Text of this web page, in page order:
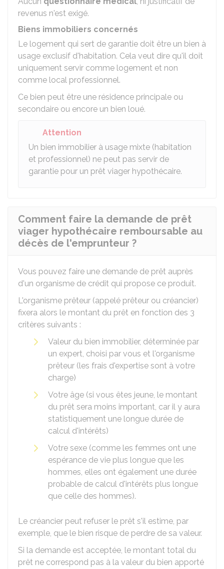
revenus n'est exigé.
Biens immobiliers concernés
Le logement qui sert de garantie doit être un bien à
usage exclusif d'habitation. Cela veut dire qu'il doit
uniquement servir comme logement et non
comme local professionnel.
Ce bien peut être une résidence principale ou
secondaire ou encore un bien loué.
Attention
Un bien immobilier à usage mixte (habitation
et professionnel) ne peut pas servir de
garantie pour un prêt viager hypothécaire.
Comment faire la demande de prêt
viager hypothécaire remboursable au
décès de l'emprunteur ?
Vous pouvez faire une demande de prêt auprès
d'un organisme de crédit qui propose ce produit.
L'organisme prêteur (appelé prêteur ou créancier)
fixera alors le montant du prêt en fonction des 3
critères suivants :
Valeur du bien immobilier, déterminée par
un expert, choisi par vous et l'organisme
prêteur (les frais d'expertise sont à votre
charge)
Votre âge (si vous êtes jeune, le montant
du prêt sera moins important, car il y aura
statistiquement une longue durée de
calcul d'intérêts)
Votre sexe (comme les femmes ont une
espérance de vie plus longue que les
hommes, elles ont également une durée
probable de calcul d'intérêts plus longue
que celle des hommes).
Le créancier peut refuser le prêt s'il estime, par
exemple, que le bien risque de perdre de sa valeur.
Si la demande est acceptée, le montant total du
prêt ne correspond pas à la valeur du bien apporté